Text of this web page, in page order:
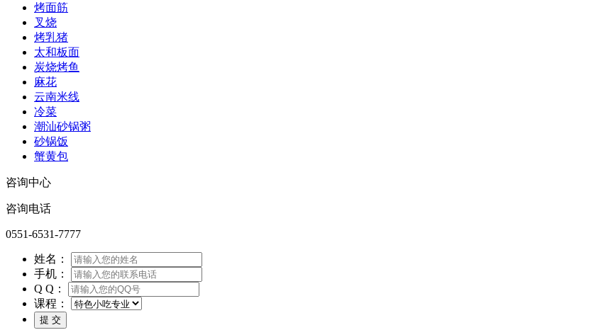
烤面筋
叉烧
烤乳猪
太和板面
炭烧烤鱼
麻花
云南米线
冷菜
潮汕砂锅粥
砂锅饭
蟹黄包
咨询中心
咨询电话
0551-6531-7777
姓名：
手机：
Q Q：
课程：